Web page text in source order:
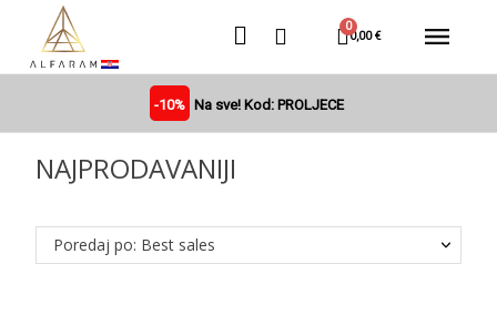
0,00 €
-10% Na sve! Kod: PROLJECE
NAJPRODAVANIJI
Poredaj po: Best sales